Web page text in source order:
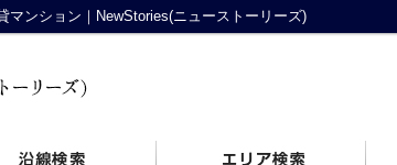
マンション｜NewStories(ニューストーリーズ)